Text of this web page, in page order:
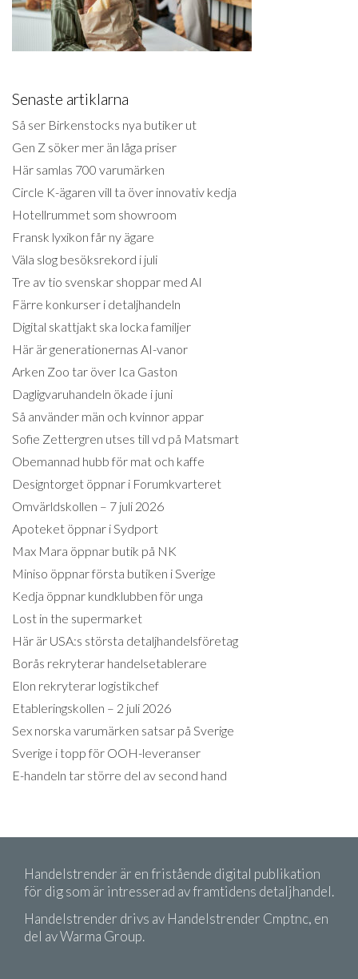
Senaste artiklarna
Så ser Birkenstocks nya butiker ut
Gen Z söker mer än låga priser
Här samlas 700 varumärken
Circle K-ägaren vill ta över innovativ kedja
Hotellrummet som showroom
Fransk lyxikon får ny ägare
Väla slog besöksrekord i juli
Tre av tio svenskar shoppar med AI
Färre konkurser i detaljhandeln
Digital skattjakt ska locka familjer
Här är generationernas AI-vanor
Arken Zoo tar över Ica Gaston
Dagligvaruhandeln ökade i juni
Så använder män och kvinnor appar
Sofie Zettergren utses till vd på Matsmart
Obemannad hubb för mat och kaffe
Designtorget öppnar i Forumkvarteret
Omvärldskollen – 7 juli 2026
Apoteket öppnar i Sydport
Max Mara öppnar butik på NK
Miniso öppnar första butiken i Sverige
Kedja öppnar kundklubben för unga
Lost in the supermarket
Här är USA:s största detaljhandelsföretag
Borås rekryterar handelsetablerare
Elon rekryterar logistikchef
Etableringskollen – 2 juli 2026
Sex norska varumärken satsar på Sverige
Sverige i topp för OOH-leveranser
E-handeln tar större del av second hand
Handelstrender är en fristående digital publikation
för dig som är intresserad av framtidens detaljhandel.
Handelstrender drivs av Handelstrender Cmptnc, en
del av Warma Group.